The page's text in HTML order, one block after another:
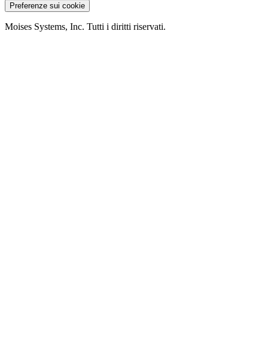
Preferenze sui cookie
Moises Systems, Inc. Tutti i diritti riservati.